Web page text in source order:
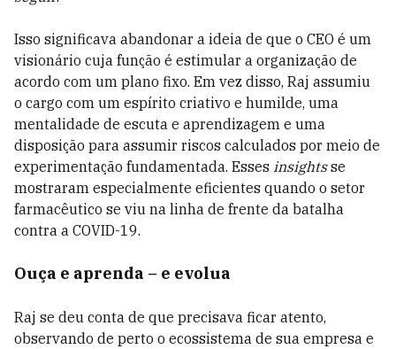
Isso significava abandonar a ideia de que o CEO é um
visionário cuja função é estimular a organização de
acordo com um plano fixo. Em vez disso, Raj assumiu
o cargo com um espírito criativo e humilde, uma
mentalidade de escuta e aprendizagem e uma
disposição para assumir riscos calculados por meio de
experimentação fundamentada. Esses insightsse
mostraram especialmente eficientes quando o setor
farmacêutico se viu na linha de frente da batalha
contra a COVID-19.
Ouça e aprenda – e evolua
Raj se deu conta de que precisava ficar atento,
observando de perto o ecossistema de sua empresa e